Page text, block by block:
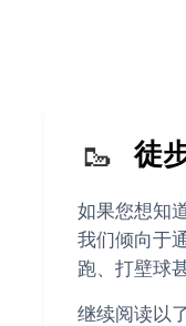
🥾 徒
如果您想知
我们倾向于
跑、打壁球
继续阅读以